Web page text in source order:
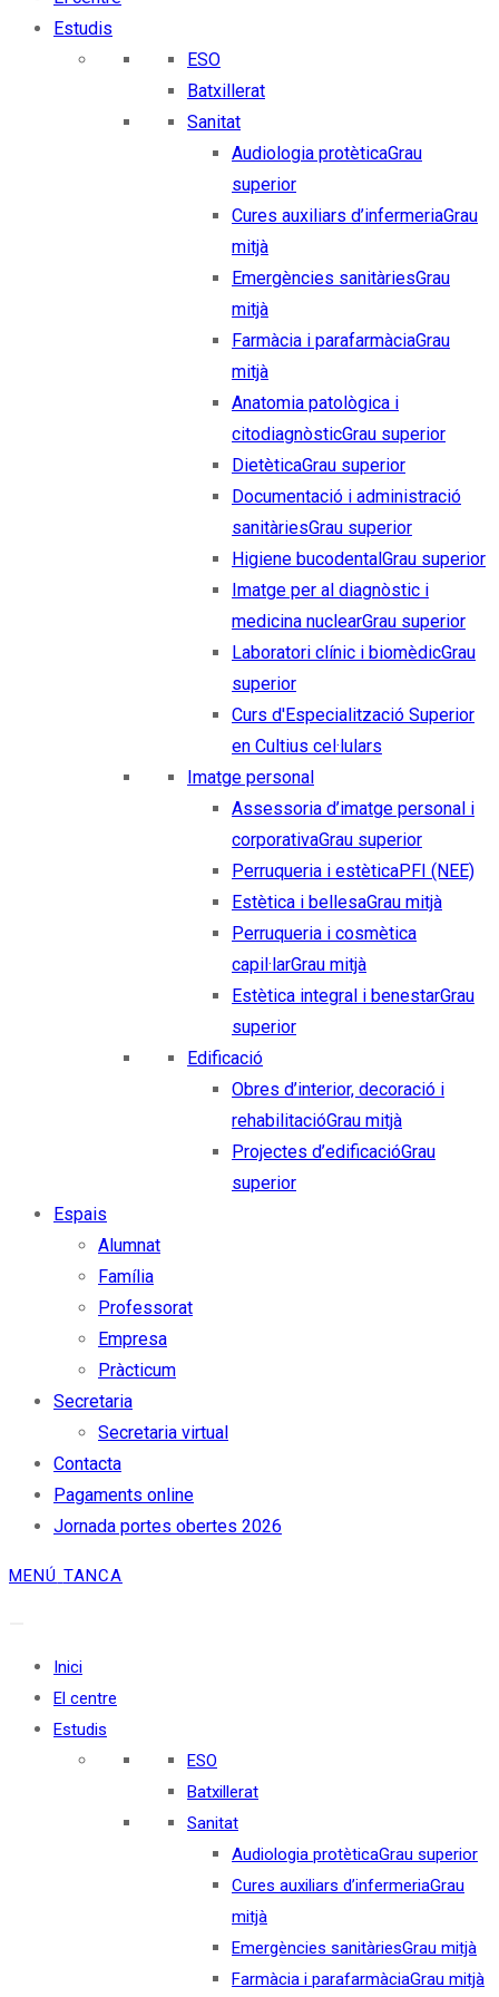
Estudis
ESO
Batxillerat
Sanitat
Audiologia protèticaGrau
superior
Cures auxiliars d’infermeriaGrau
mitjà
Emergències sanitàriesGrau
mitjà
Farmàcia i parafarmàciaGrau
mitjà
Anatomia patològica i
citodiagnòsticGrau superior
DietèticaGrau superior
Documentació i administració
sanitàriesGrau superior
Higiene bucodentalGrau superior
Imatge per al diagnòstic i
medicina nuclearGrau superior
Laboratori clínic i biomèdicGrau
superior
Curs d'Especialització Superior
en Cultius cel·lulars
Imatge personal
Assessoria d’imatge personal i
corporativaGrau superior
Perruqueria i estèticaPFI (NEE)
Estètica i bellesaGrau mitjà
Perruqueria i cosmètica
capil·larGrau mitjà
Estètica integral i benestarGrau
superior
Edificació
Obres d’interior, decoració i
rehabilitacióGrau mitjà
Projectes d’edificacióGrau
superior
Espais
Alumnat
Família
Professorat
Empresa
Pràcticum
Secretaria
Secretaria virtual
Contacta
Pagaments online
Jornada portes obertes 2026
MENÚ TANCA
Inici
El centre
Estudis
ESO
Batxillerat
Sanitat
Audiologia protèticaGrau superior
Cures auxiliars d’infermeriaGrau
mitjà
Emergències sanitàriesGrau mitjà
Farmàcia i parafarmàciaGrau mitjà